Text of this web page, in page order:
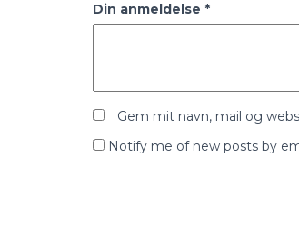
Din anmeldelse *
Gem mit navn, mail og
Notify me of new posts by